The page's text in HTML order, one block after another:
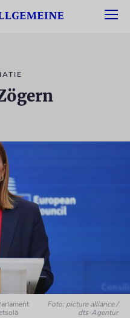
Foto: picture alliance /
dts-Agentur